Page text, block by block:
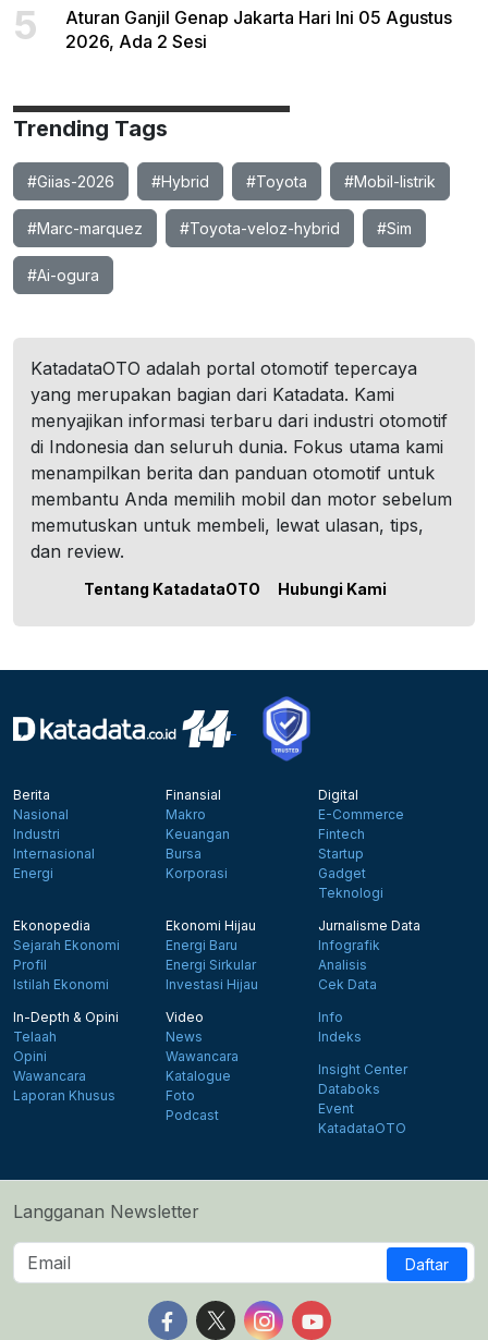
5
Aturan Ganjil Genap Jakarta Hari Ini 05 Agustus
2026, Ada 2 Sesi
Trending Tags
#Giias-2026 #Hybrid #Toyota #Mobil-listrik
#Marc-marquez #Toyota-veloz-hybrid #Sim
#Ai-ogura
KatadataOTO adalah portal otomotif tepercaya
yang merupakan bagian dari Katadata. Kami
menyajikan informasi terbaru dari industri otomotif
di Indonesia dan seluruh dunia. Fokus utama kami
menampilkan berita dan panduan otomotif untuk
membantu Anda memilih mobil dan motor sebelum
memutuskan untuk membeli, lewat ulasan, tips,
dan review.
Tentang KatadataOTO Hubungi Kami
Berita
Nasional
Industri
Internasional
Energi
Finansial
Makro
Keuangan
Bursa
Korporasi
Digital
E-Commerce
Fintech
Startup
Gadget
Teknologi
Ekonopedia
Sejarah Ekonomi
Profil
Istilah Ekonomi
Ekonomi Hijau
Energi Baru
Energi Sirkular
Investasi Hijau
Jurnalisme Data
Infografik
Analisis
Cek Data
In-Depth & Opini
Telaah
Opini
Wawancara
Laporan Khusus
Video
News
Wawancara
Katalogue
Foto
Podcast
Info
Indeks
Insight Center
Databoks
Event
KatadataOTO
Langganan Newsletter
Daftar
Follow us on Facebook
Follow us on X
Follow us on Instagram
Follow us on